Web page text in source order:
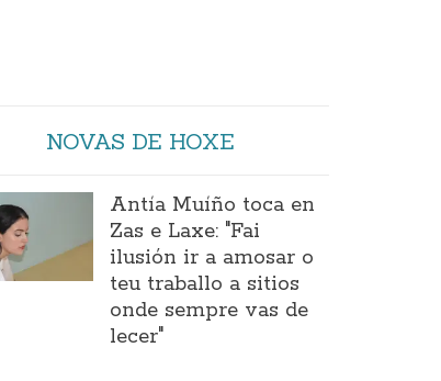
NOVAS DE HOXE
Antía Muíño toca en
Zas e Laxe: "Fai
ilusión ir a amosar o
teu traballo a sitios
onde sempre vas de
lecer"